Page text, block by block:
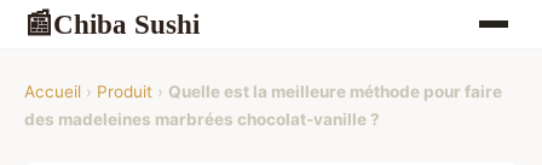
📰Chiba Sushi
Accueil › Produit › Quelle est la meilleure méthode pour faire
des madeleines marbrées chocolat-vanille ?